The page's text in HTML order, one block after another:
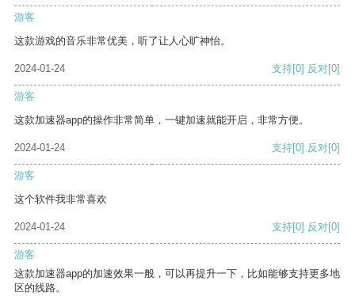
游客
这款游戏的音乐非常优美，听了让人心旷神怡。
2024-01-24 支持[0] 反对[0]
游客
这款加速器app的操作非常简单，一键加速就能开启，非常方便。
2024-01-24 支持[0] 反对[0]
游客
这个软件我非常喜欢
2024-01-24 支持[0] 反对[0]
游客
这款加速器app的加速效果一般，可以再提升一下，比如能够支持更多地
区的线路。